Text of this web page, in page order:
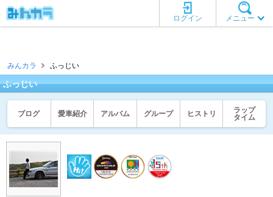
メニュー
ログイン
みんカラ ふっじい
ふっじい
ブログ 愛車紹介 アルバム グループ ヒストリ
ラップ
タイム